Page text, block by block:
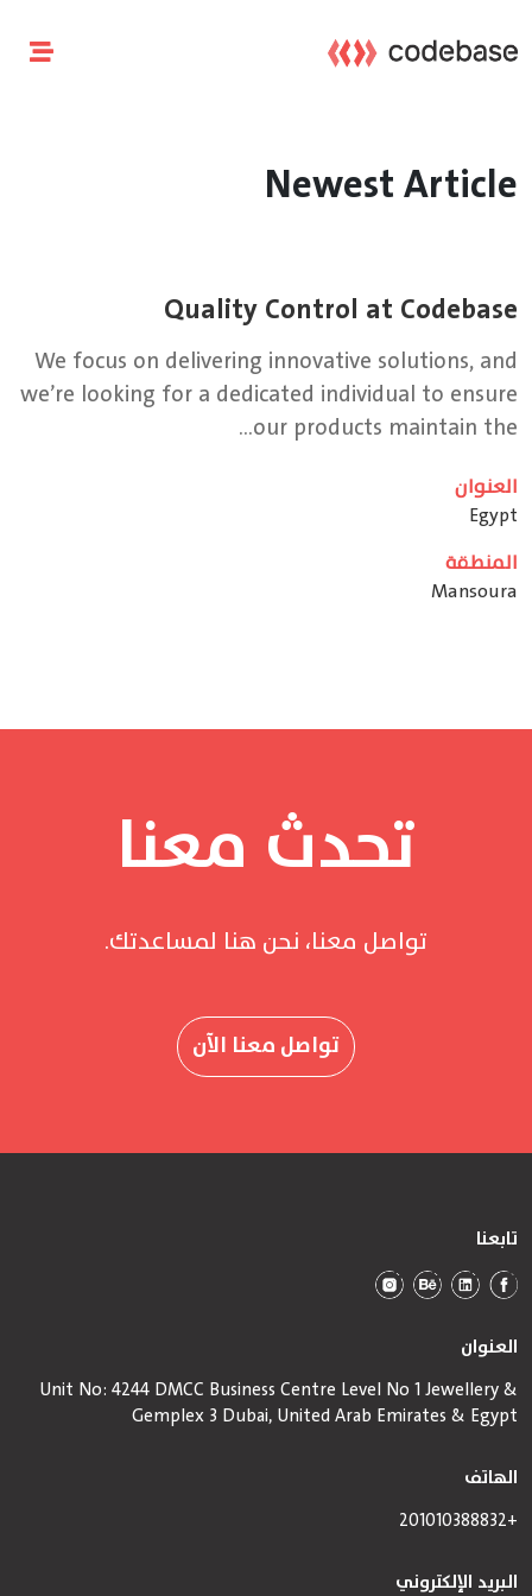
Newest Article
Quality Control at Codebase
We focus on delivering innovative solutions, and
we’re looking for a dedicated individual to ensure
our products maintain the...
العنوان
Egypt
المنطقة
Mansoura
تحدث معنا
تواصل معنا، نحن هنا لمساعدتك.
تواصل معنا الآن
تابعنا
العنوان
Unit No: 4244 DMCC Business Centre Level No 1 Jewellery &
Gemplex 3 Dubai, United Arab Emirates & Egypt
الهاتف
+201010388832
البريد الإلكتروني